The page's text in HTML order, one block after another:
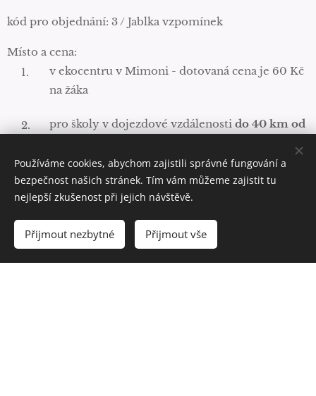
kód pro objednání: 3 / Jablka vzpomínek
Místo a cena:
v ekocentru v Mimoni - dotovaná cena je 60 Kč
na žáka
pro školy v dojezdové vzdálenosti do 40 km od
– rádi budeme realizovat programy u vás ve
škole, dotovaná cena je 60 Kč na žáka.
pro školy vzdálenější – cena programu je
kalkulována individuálně v závislosti na ceně
dopravy, prosím napište nám přes
Používáme cookies, abychom zajistili správné fungování a
bezpečnost našich stránek. Tím vám můžeme zajistit tu
nejlepší zkušenost při jejich návštěvě.
Přijmout nezbytné Přijmout vše